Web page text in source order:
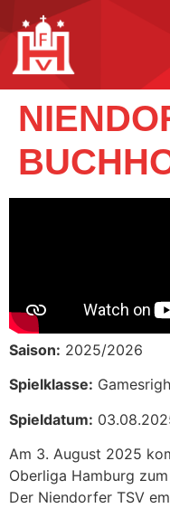
Saison: 2025/2026
Spielklasse:
Spieldatum:
Am 3. August 2025
Oberliga Hamburg
Der Niendorfer TSV